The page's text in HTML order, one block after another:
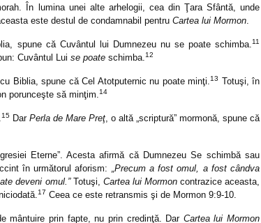
În lumina unei alte arhelogii, cea din Ţara Sfântă, unde
este destul de condamnabil pentru Cartea lui Mormon.
spune că Cuvântul lui Dumnezeu nu se poate schimba.11
Cuvântul Lui se poate schimba.12
Biblia, spune că Cel Atotputernic nu poate minţi.13 Totuşi, în
porunceşte să minţim.14
15 Dar Perla de Mare Preţ, o altă „scriptură” mormonă, spune că
Eterne”. Acesta afirmă că Dumnezeu Se schimbă sau
în următorul aforism: „Precum a fost omul, a fost cândva
deveni omul.”Totuşi, Cartea lui Mormoncontrazice aceasta,
17 Ceea ce este retransmis şi de Mormon 9:9-10.
mântuire prin fapte, nu prin credinţă. Dar Cartea lui Mormon